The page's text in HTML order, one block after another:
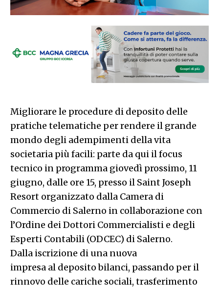
Migliorare le procedure di deposito delle
pratiche telematiche per rendere il grande
mondo degli adempimenti della vita
societaria più facili: parte da qui il focus
tecnico in programma giovedì prossimo, 11
giugno, dalle ore 15, presso il Saint Joseph
Resort organizzato dalla Camera di
Commercio di Salerno in collaborazione con
l’Ordine dei Dottori Commercialisti e degli
Esperti Contabili (ODCEC) di Salerno.
Dalla iscrizione di una nuova
impresa al deposito bilanci, passando per il
rinnovo delle cariche sociali, trasferimento